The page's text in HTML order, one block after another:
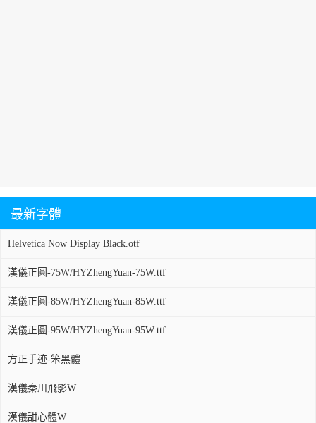
最新字體
Helvetica Now Display Black.otf
漢儀正圓-75W/HYZhengYuan-75W.ttf
漢儀正圓-85W/HYZhengYuan-85W.ttf
漢儀正圓-95W/HYZhengYuan-95W.ttf
方正手迹-笨黑體
漢儀秦川飛影W
漢儀甜心體W